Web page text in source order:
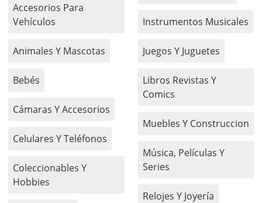
Accesorios Para
Vehículos
Animales Y Mascotas
Bebés
Cámaras Y Accesorios
Celulares Y Teléfonos
Coleccionables Y
Hobbies
Instrumentos Musicales
Juegos Y Juguetes
Libros Revistas Y
Comics
Muebles Y Construccion
Música, Películas Y
Series
Relojes Y Joyería